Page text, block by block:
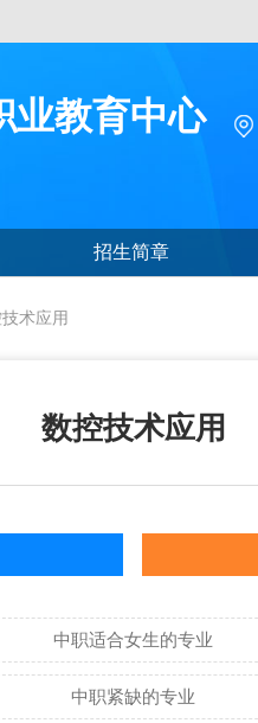
业教育中心
招生简章
术应用
数控技术应用
中职适合女生的专业
中职紧缺的专业